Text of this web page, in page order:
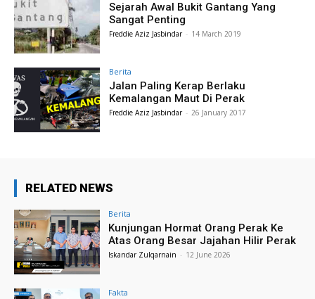
Sejarah Awal Bukit Gantang Yang
Sangat Penting
Freddie Aziz Jasbindar - 14 March 2019
Berita
Jalan Paling Kerap Berlaku
Kemalangan Maut Di Perak
Freddie Aziz Jasbindar - 26 January 2017
RELATED NEWS
Berita
Kunjungan Hormat Orang Perak Ke
Atas Orang Besar Jajahan Hilir Perak
Iskandar Zulqarnain - 12 June 2026
Fakta